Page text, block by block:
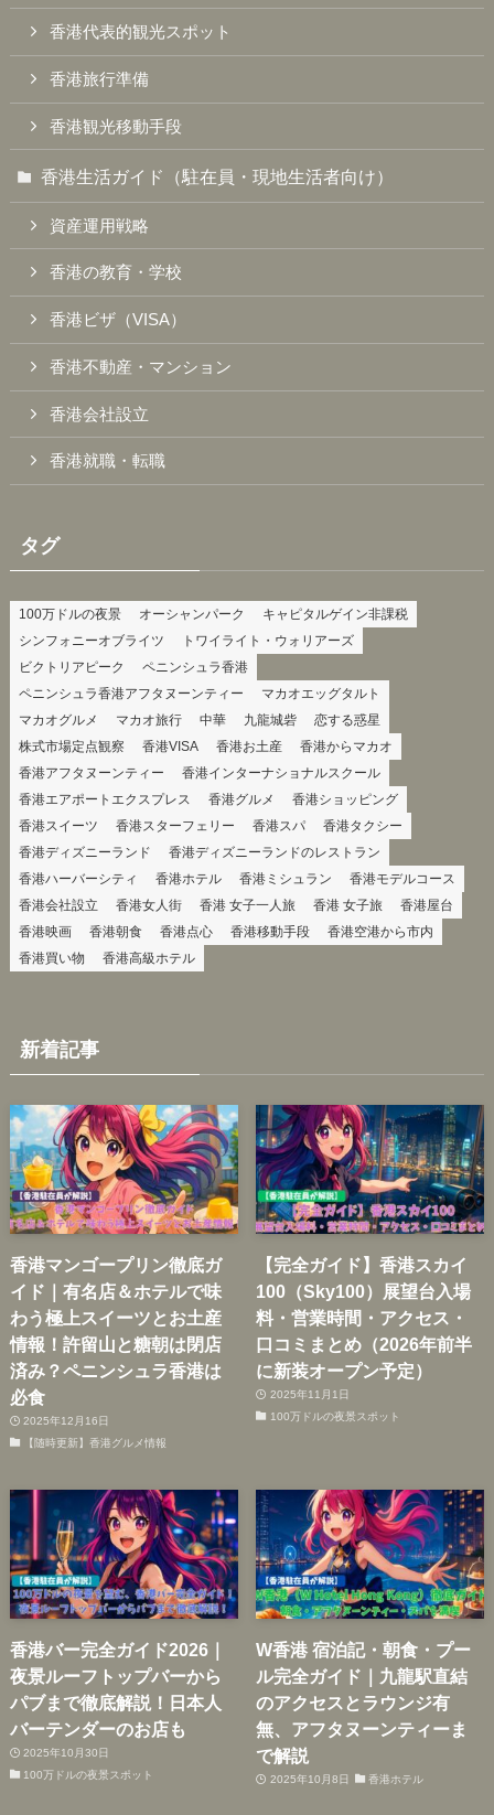
香港代表的観光スポット
香港旅行準備
香港観光移動手段
香港生活ガイド（駐在員・現地生活者向け）
資産運用戦略
香港の教育・学校
香港ビザ（VISA）
香港不動産・マンション
香港会社設立
香港就職・転職
タグ
100万ドルの夜景 オーシャンパーク
キャピタルゲイン非課税
シンフォニーオブライツ
トワイライト・ウォリアーズ
ビクトリアピーク
ペニンシュラ香港
ペニンシュラ香港アフタヌーンティー
マカオエッグタルト
マカオグルメ
マカオ旅行 中華 九龍城砦
恋する惑星
株式市場定点観察
香港VISA 香港お土産
香港からマカオ
香港アフタヌーンティー
香港インターナショナルスクール
香港エアポートエクスプレス
香港グルメ
香港ショッピング
香港スイーツ
香港スターフェリー 香港スパ
香港タクシー
香港ディズニーランド
香港ディズニーランドのレストラン
香港ハーバーシティ
香港ホテル 香港ミシュラン
香港モデルコース
香港会社設立
香港女人街 香港 女子一人旅 香港 女子旅
香港屋台
香港映画
香港朝食 香港点心 香港移動手段
香港空港から市内
香港買い物
香港高級ホテル
新着記事
香港マンゴープリン徹底ガ
イド｜有名店＆ホテルで味
わう極上スイーツとお土産
情報！許留山と糖朝は閉店
済み？ペニンシュラ香港は
必食
2025年12月16日
【随時更新】香港グルメ情報
【完全ガイド】香港スカイ
100（Sky100）展望台入場
料・営業時間・アクセス・
口コミまとめ（2026年前半
に新装オープン予定）
2025年11月1日
100万ドルの夜景スポット
香港バー完全ガイド2026｜
夜景ルーフトップバーから
パブまで徹底解説！日本人
バーテンダーのお店も
2025年10月30日
100万ドルの夜景スポット
W香港 宿泊記・朝食・プー
ル完全ガイド｜九龍駅直結
のアクセスとラウンジ有
無、アフタヌーンティーま
で解説
2025年10月8日 香港ホテル